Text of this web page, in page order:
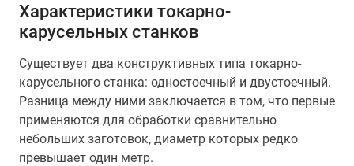
Характеристики токарно-
карусельных станков
Существует два конструктивных типа токарно-
карусельного станка: одностоечный и двустоечный.
Разница между ними заключается в том, что первые
применяются для обработки сравнительно
небольших заготовок, диаметр которых редко
превышает один метр.